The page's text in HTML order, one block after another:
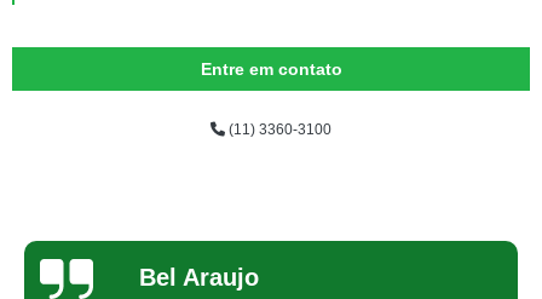
Entre em contato
(11) 3360-3100
Bel Araujo